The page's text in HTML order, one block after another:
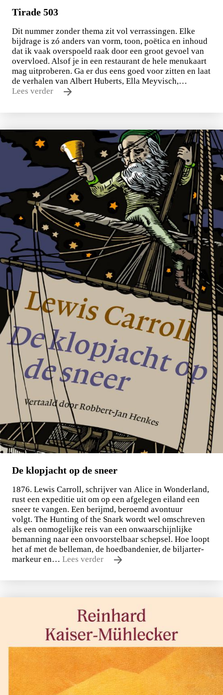
Tirade 503
€ 15,00
BESTEL
Tirade 503
Dit nummer zonder thema zit vol verrassingen. Elke
bijdrage is zó anders van vorm, toon, poëtica en inhoud
dat ik vaak overspoeld raak door een groot gevoel van
overvloed. Alsof je in een restaurant de hele menukaart
mag uitproberen. Ga er dus eens goed voor zitten en laat
de verhalen van Albert Huberts, Ella Meyvisch,…
Lees verder
De klopjacht op de sneer
1876. Lewis Carroll, schrijver van Alice in Wonderland,
rust een expeditie uit om op een afgelegen eiland een
sneer te vangen. Een berijmd, beroemd avontuur
volgt. The Hunting of the Snark wordt wel omschreven
als een onmogelijke reis van een onwaarschijnlijke
bemanning naar een onvoorstelbaar schepsel. Hoe loopt
het af met de belleman, de hoedbandenier, de biljarter-
markeur en… Lees verder